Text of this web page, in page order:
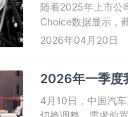
随着2025年上市公
Choice数据显示，
加剧”的特征。
2026年04月20日
2026年一季度
4月10日，中国汽